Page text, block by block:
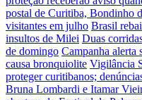
postal de Curitiba, Bondinho
visitantes em julho Brasil
insultos de Milei Duas
de domingo Campanha alerta
causa bronquiolite Vigilância
proteger curitibanos;
Bruna Lombardi e Itamar